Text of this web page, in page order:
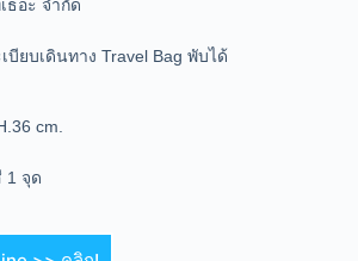
ธอะ จำกัด
บียบเดินทาง Travel Bag พับได้
cm.
1 จุด